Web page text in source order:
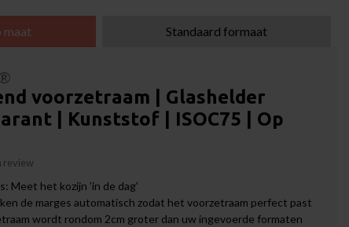
maat Standaard formaat
voorzetraam | Glashelder
| Kunststof | ISOC75 | Op
review
Meet het kozijn 'in de dag'
de marges automatisch zodat het voorzetraam perfect past
wordt rondom 2cm groter dan uw ingevoerde formaten